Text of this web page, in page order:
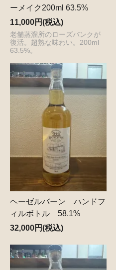
ーメイク200ml 63.5%
11,000円(税込)
老舗蒸溜所のローズバンクが
復活。超熟な味わい。200ml
63.5%。
ヘーゼルバーン ハンドフ
ィルボトル 58.1%
32,000円(税込)